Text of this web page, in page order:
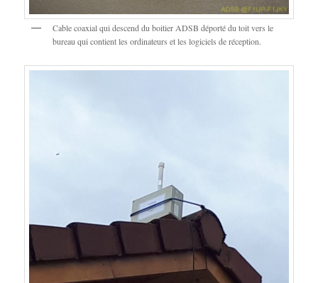
Cable coaxial qui descend du boitier ADSB déporté du toit vers le
bureau qui contient les ordinateurs et les logiciels de réception.